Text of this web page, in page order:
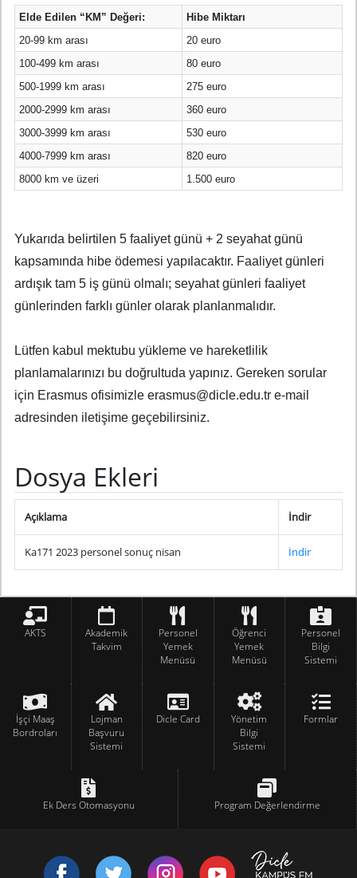
Elde Edilen “KM” Değeri:
Hibe Miktarı
20-99 km arası
20 euro
100-499 km arası
80 euro
500-1999 km arası
275 euro
2000-2999 km arası
360 euro
3000-3999 km arası
530 euro
4000-7999 km arası
820 euro
8000 km ve üzeri
1.500 euro
Yukarıda belirtilen 5 faaliyet günü + 2 seyahat günü
kapsamında hibe ödemesi yapılacaktır. Faaliyet günleri
ardışık tam 5 iş günü olmalı; seyahat günleri faaliyet
günlerinden farklı günler olarak planlanmalıdır.
Lütfen kabul mektubu yükleme ve hareketlilik
planlamalarınızı bu doğrultuda yapınız. Gereken sorular
için Erasmus ofisimizle erasmus@dicle.edu.tr e-mail
adresinden iletişime geçebilirsiniz.
Dosya Ekleri
Açıklama İndir
Ka171 2023 personel sonuç nisan İndir
AKTS
Akademik
Takvim
Personel
Yemek
Menüsü
Öğrenci
Yemek
Menüsü
Personel
Bilgi
Sistemi
İşçi Maaş
Bordroları
Lojman
Başvuru
Sistemi
Dicle Card
Yönetim
Bilgi
Sistemi
Formlar
Ek Ders Otomasyonu Program Değerlendirme